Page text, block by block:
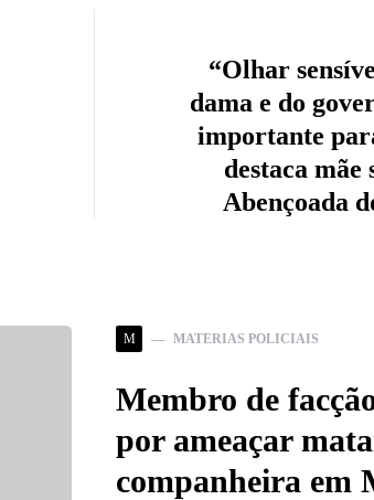
“Olhar
dama e do
importante
destaca mãe
Abençoada
M MATERIAS POLICIAIS
Membro de
por ameaçar
companheira em